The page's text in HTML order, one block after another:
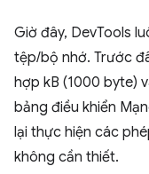
Giờ đây, DevTools
tệp/bộ nhớ. Trước
hợp kB (1000 byte)
bảng điều khiển
lại thực hiện các
không cần thiết.